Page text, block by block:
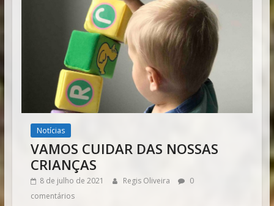
Notícias
VAMOS CUIDAR DAS NOSSAS
CRIANÇAS
8 de julho de 2021 Regis Oliveira
0
comentários